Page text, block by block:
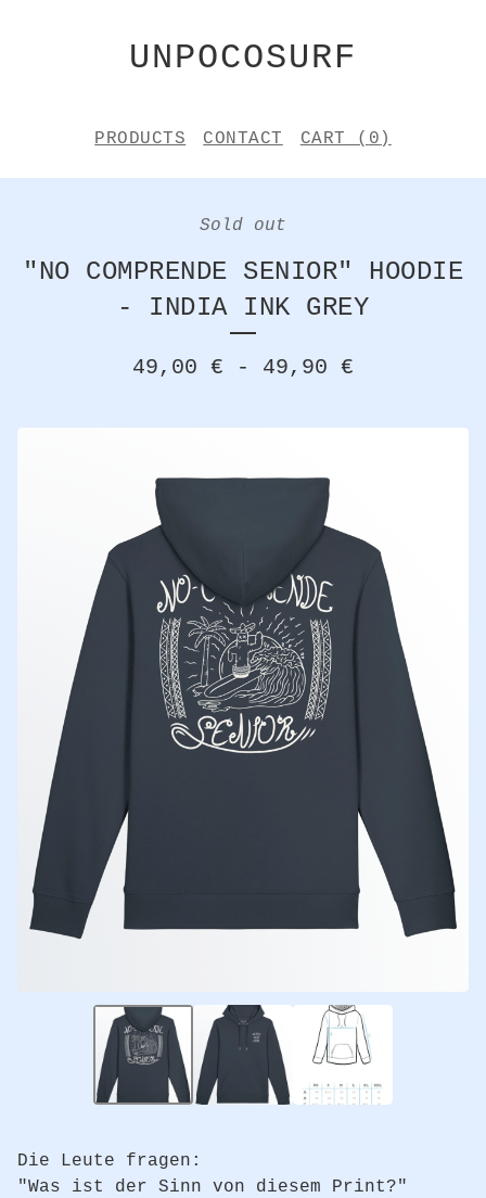
UNPOCOSURF
PRODUCTS CONTACT CART ( 0 )
Sold out
"NO COMPRENDE SENIOR" HOODIE
- INDIA INK GREY
49,00 € - 49,90 €
Die Leute fragen:
"Was ist der Sinn von diesem Print?"